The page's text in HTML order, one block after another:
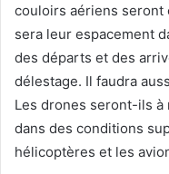
couloirs aériens seront
sera leur espacement
des départs et des
délestage. Il faudra
Les drones seront-ils
dans des conditions
hélicoptères et les